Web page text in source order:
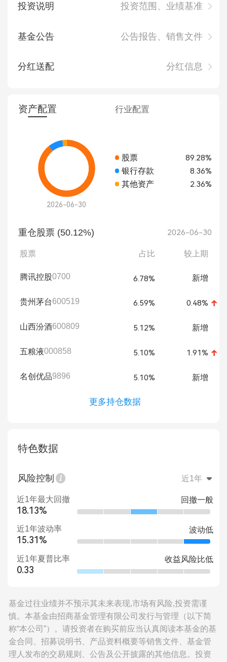
投资说明 投资范围、业绩基准
基金公告 公告报告、销售文件
分红送配 分红信息
资产配置 行业配置
2026-06-30
股票 89.28%
银行存款 8.36%
其他资产 2.36%
重仓股票 (50.12%) 2026-06-30
股票 占比 较上期
腾讯控股0700 6.78% 新增
贵州茅台600519 6.59% 0.48%
山西汾酒600809 5.12% 新增
五粮液000858 5.10% 1.91%
名创优品9896 5.10% 新增
更多持仓数据
特色数据
风险控制 近1年
近1年最大回撤
18.13%
回撤一般
近1年波动率
15.31%
波动低
近1年夏普比率
0.33
收益风险比低
基金过往业绩并不预示其未来表现,市场有风险,投资需谨
慎。本基金由招商基金管理有限公司发行与管理（以下简
称“本公司”）。请投资者在购买前应当认真阅读本基金的基
金合同、招募说明书、产品资料概要等销售文件、基金管
理人发布的交易规则、公告及公开披露的其他信息。投资